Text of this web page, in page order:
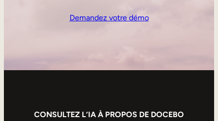
Demandez votre démo
CONSULTEZ L’IA À PROPOS DE DOCEBO